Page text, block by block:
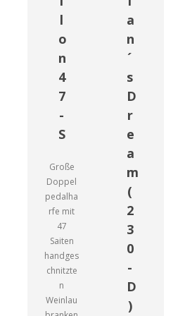
l
o
n
4
7
-
S
Große
Doppel
pedalha
rfe mit
47
Saiten
handges
chnitzte
n
Weinlau
a
n
´
s
D
r
e
a
m
(
2
3
0
-
D
)